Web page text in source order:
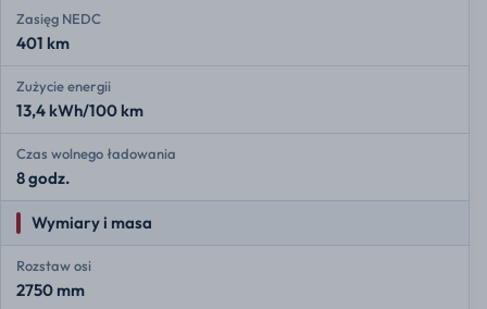
Zasięg NEDC
401 km
Zużycie energii
13,4 kWh/100 km
Czas wolnego ładowania
8 godz.
Wymiary i masa
Rozstaw osi
2750 mm